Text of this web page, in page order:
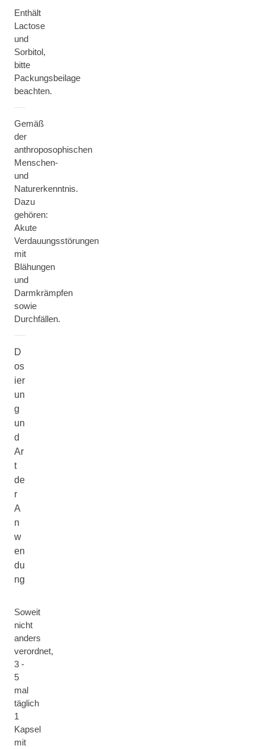
Enthält
Lactose
und
Sorbitol,
bitte
Packungsbeilage
beachten.
Gemäß
der
anthroposophischen
Menschen-
und
Naturerkenntnis.
Dazu
gehören:
Akute
Verdauungsstörungen
mit
Blähungen
und
Darmkrämpfen
sowie
Durchfällen.
D
os
ier
un
g
un
d
Ar
t
de
r
A
n
w
en
du
ng
Soweit
nicht
anders
verordnet,
3 -
5
mal
täglich
1
Kapsel
mit